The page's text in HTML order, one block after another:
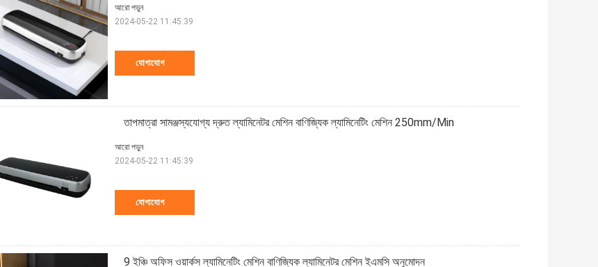
যোগাযোগ
আরো পড়ুন
2024-05-22 11:45:39
তাপমাত্রা সামঞ্জস্যযোগ্য দ্রুত ল্যামিনেটর মেশিন বাণিজ্যিক ল্যামিনেটিং মেশিন 250mm/Min
যোগাযোগ
আরো পড়ুন
2024-05-22 11:45:39
9 ইঞ্চি অফিস ওয়ার্কস ল্যামিনেটিং মেশিন বাণিজ্যিক ল্যামিনেটর মেশিন ইএমসি অনুমোদন